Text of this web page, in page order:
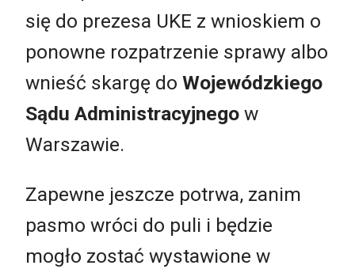
się do prezesa UKE z wnioskiem o
ponowne rozpatrzenie sprawy albo
wnieść skargę do Wojewódzkiego
Sądu Administracyjnego w
Warszawie.
Zapewne jeszcze potrwa, zanim
pasmo wróci do puli i będzie
mogło zostać wystawione w